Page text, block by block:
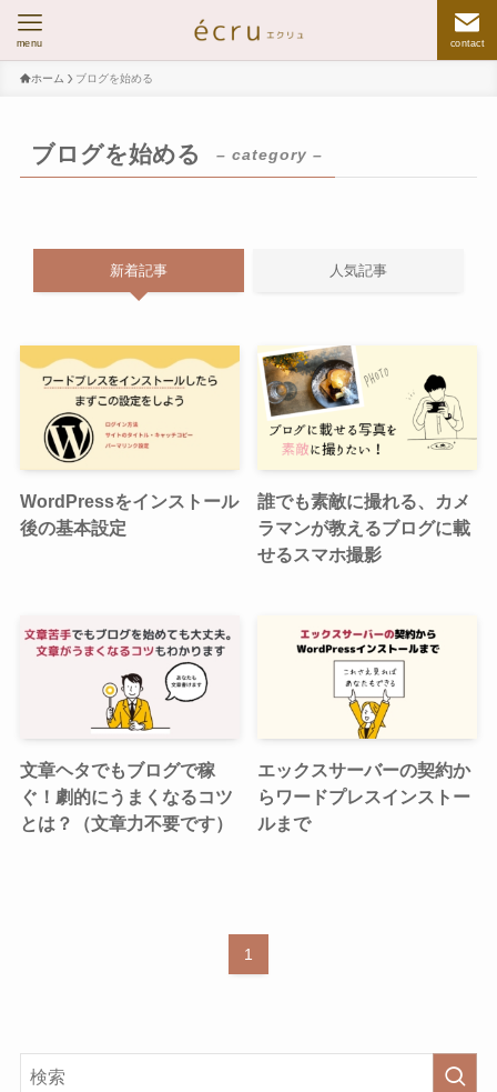
contact
menu
ホーム ブログを始める
ブログを始める – category –
新着記事 人気記事
WordPressをインストール
後の基本設定
誰でも素敵に撮れる、カメ
ラマンが教えるブログに載
せるスマホ撮影
文章ヘタでもブログで稼
ぐ！劇的にうまくなるコツ
とは？（文章力不要です）
エックスサーバーの契約か
らワードプレスインストー
ルまで
1